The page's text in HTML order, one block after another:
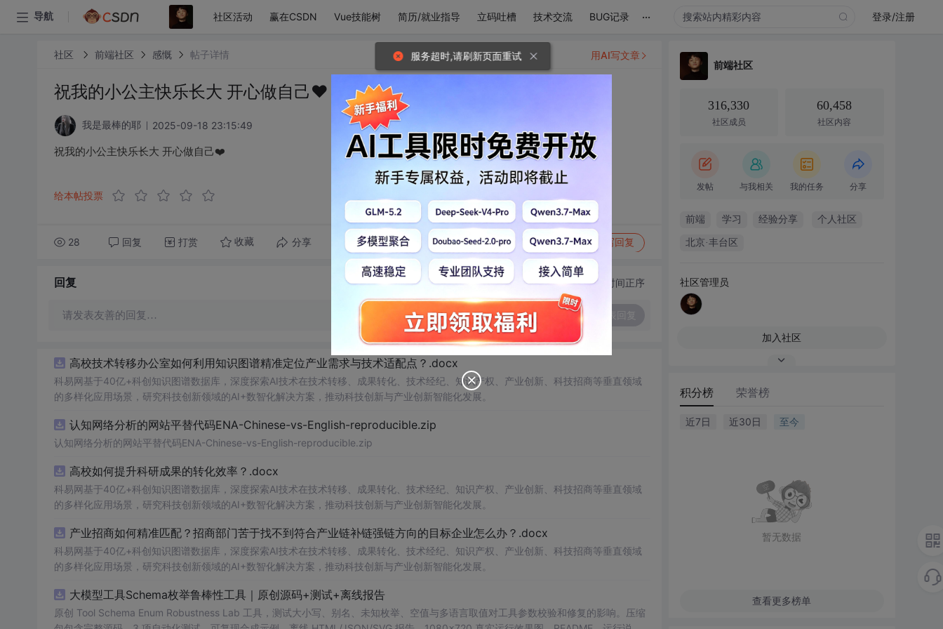
导航 社区活动 赢在CSDN Vue技能树 简历/就业指导 立码吐槽 技术交流 BUG记录 ... 登录/注册
社区 前端社区 感慨 帖子详情
祝我的小公主快乐长大 开心做自己❤️
我是最棒的耶 2025-09-18 23:15:49
祝我的小公主快乐长大 开心做自己❤️
给本帖投票
28 回复 打赏 收藏 分享 转发到动态 举报 写回复
用AI写文章
回复 切换为时间正序
请发表友善的回复…
高校技术转移办公室如何利用知识图谱精准定位产业需求与技术适配点？.docx
科易网基于40亿+科创知识图谱数据库，深度探索AI技术在技术转移、成果转化、技术经纪、知识产权、产业创新、科技招商等垂直领域
的多样化应用场景，研究科技创新领域的AI+数智化解决方案，推动科技创新与产业创新智能化发展。
认知网络分析的网站平替代码ENA-Chinese-vs-English-reproducible.zip
认知网络分析的网站平替代码ENA-Chinese-vs-English-reproducible.zip
高校如何提升科研成果的转化效率？.docx
科易网基于40亿+科创知识图谱数据库，深度探索AI技术在技术转移、成果转化、技术经纪、知识产权、产业创新、科技招商等垂直领域
的多样化应用场景，研究科技创新领域的AI+数智化解决方案，推动科技创新与产业创新智能化发展。
产业招商如何精准匹配？招商部门苦于找不到符合产业链补链强链方向的目标企业怎么办？.docx
科易网基于40亿+科创知识图谱数据库，深度探索AI技术在技术转移、成果转化、技术经纪、知识产权、产业创新、科技招商等垂直领域
的多样化应用场景，研究科技创新领域的AI+数智化解决方案，推动科技创新与产业创新智能化发展。
大模型工具Schema枚举鲁棒性工具｜原创源码+测试+离线报告
原创 Tool Schema Enum Robustness Lab 工具，测试大小写、别名、未知枚举、空值与多语言取值对工具参数校验和修复的影响。压缩
前端社区
316,330
社区成员
60,458
社区内容
发帖 与我相关 我的任务 分享
前端 学习 经验分享 个人社区
北京·丰台区
社区管理员
加入社区
积分榜 荣誉榜
近7日 近30日 至今
暂无数据
查看更多榜单
服务超时,请刷新页面重试